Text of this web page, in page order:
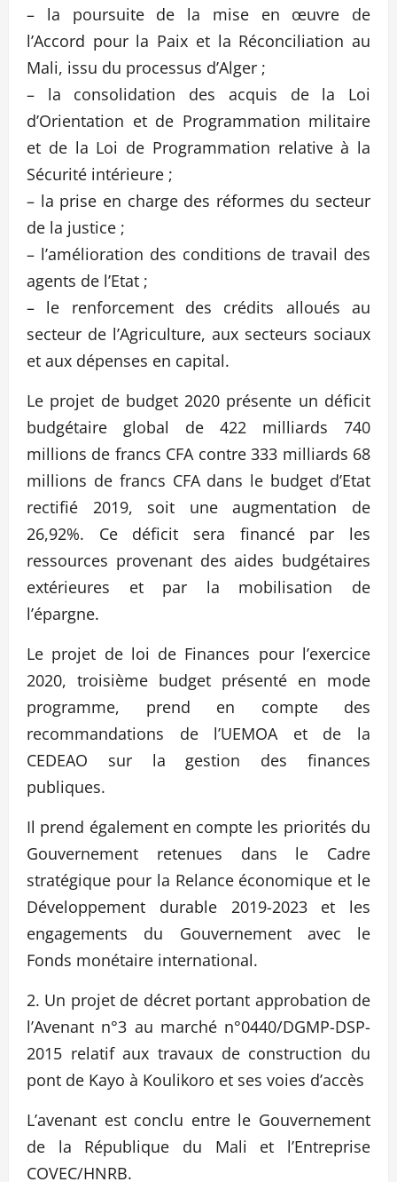
– la poursuite de la mise en œuvre de
l’Accord pour la Paix et la Réconciliation au
Mali, issu du processus d’Alger ;
– la consolidation des acquis de la Loi
d’Orientation et de Programmation militaire
et de la Loi de Programmation relative à la
Sécurité intérieure ;
– la prise en charge des réformes du secteur
de la justice ;
– l’amélioration des conditions de travail des
agents de l’Etat ;
– le renforcement des crédits alloués au
secteur de l’Agriculture, aux secteurs sociaux
et aux dépenses en capital.
Le projet de budget 2020 présente un déficit
budgétaire global de 422 milliards 740
millions de francs CFA contre 333 milliards 68
millions de francs CFA dans le budget d’Etat
rectifié 2019, soit une augmentation de
26,92%. Ce déficit sera financé par les
ressources provenant des aides budgétaires
extérieures et par la mobilisation de
l’épargne.
Le projet de loi de Finances pour l’exercice
2020, troisième budget présenté en mode
programme, prend en compte des
recommandations de l’UEMOA et de la
CEDEAO sur la gestion des finances
publiques.
Il prend également en compte les priorités du
Gouvernement retenues dans le Cadre
stratégique pour la Relance économique et le
Développement durable 2019-2023 et les
engagements du Gouvernement avec le
Fonds monétaire international.
2. Un projet de décret portant approbation de
l’Avenant n°3 au marché n°0440/DGMP-DSP-
2015 relatif aux travaux de construction du
pont de Kayo à Koulikoro et ses voies d’accès
L’avenant est conclu entre le Gouvernement
de la République du Mali et l’Entreprise
COVEC/HNRB.